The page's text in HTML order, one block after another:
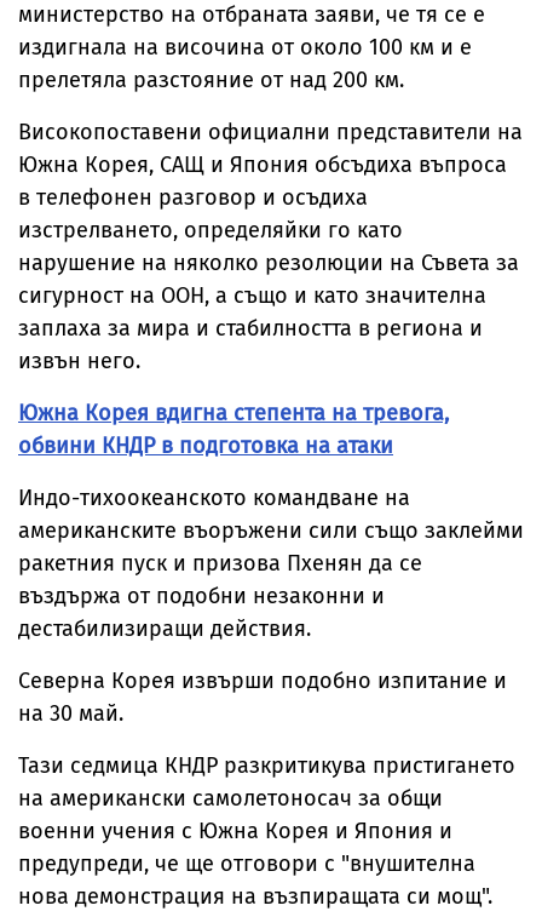
министерство на отбраната заяви, че тя се е
издигнала на височина от около 100 км и е
прелетяла разстояние от над 200 км.
Високопоставени официални представители на
Южна Корея, САЩ и Япония обсъдиха въпроса
в телефонен разговор и осъдиха
изстрелването, определяйки го като
нарушение на няколко резолюции на Съвета за
сигурност на ООН, а също и като значителна
заплаха за мира и стабилността в региона и
извън него.
Южна Корея вдигна степента на тревога,
обвини КНДР в подготовка на атаки
Индо-тихоокеанското командване на
американските въоръжени сили също заклейми
ракетния пуск и призова Пхенян да се
въздържа от подобни незаконни и
дестабилизиращи действия.
Северна Корея извърши подобно изпитание и
на 30 май.
Тази седмица КНДР разкритикува пристигането
на американски самолетоносач за общи
военни учения с Южна Корея и Япония и
предупреди, че ще отговори с "внушителна
нова демонстрация на възпиращата си мощ".